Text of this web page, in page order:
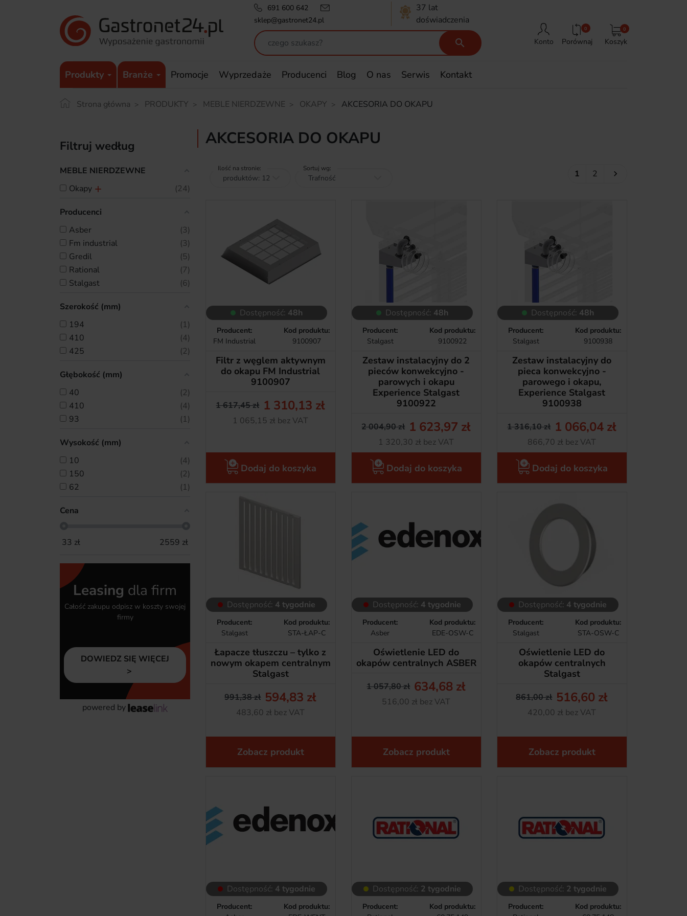
691 600 642
sklep@gastronet24.pl
37 lat
doświadczenia
 Konto
0
Porównaj Koszyk
0
Produkty Branże Promocje Wyprzedaże Producenci Blog O nas Serwis Kontakt
Strona główna PRODUKTY MEBLE NIERDZEWNE OKAPY AKCESORIA DO OKAPU
Filtruj według
MEBLE NIERDZEWNE
okapy
24
Producenci
asber
3
fm industrial
3
gredil
5
rational
7
stalgast
6
Szerokość (mm)
194
1
410
4
425
2
Głębokość (mm)
40
2
410
4
93
1
Wysokość (mm)
10
4
150
2
62
1
Cena
33 zł 2559 zł
Leasing dla firm
Całość zakupu odpisz w koszty swojej
firmy
DOWIEDZ SIĘ WIĘCEJ
powered by
AKCESORIA DO OKAPU
Ilość na stronie: Sortuj wg: 1 2 Następny

Dostępność: 48h
Producent:
FM Industrial
Kod produktu:
9100907
Filtr z węglem aktywnym
do okapu FM Industrial
9100907
Cena podstawowa
1 617,45 zł Cena
1 310,13 zł
Netto
1 065,15 zł bez VAT
Dodaj do koszyka
Dostępność: 48h
Producent:
Stalgast
Kod produktu:
9100922
Zestaw instalacyjny do 2
pieców konwekcyjno -
parowych i okapu
Experience Stalgast
9100922
Cena podstawowa
2 004,90 zł Cena
1 623,97 zł
Netto
1 320,30 zł bez VAT
Dodaj do koszyka
Dostępność: 48h
Producent:
Stalgast
Kod produktu:
9100938
Zestaw instalacyjny do
pieca konwekcyjno -
parowego i okapu,
Experience Stalgast
9100938
Cena podstawowa
1 316,10 zł Cena
1 066,04 zł
Netto
866,70 zł bez VAT
Dodaj do koszyka
Dostępność: 4 tygodnie
Producent:
Stalgast
Kod produktu:
STA-ŁAP-C
Łapacze tłuszczu – tylko z
nowym okapem centralnym
Stalgast
Cena podstawowa
991,38 zł Cena
594,83 zł
Netto
483,60 zł bez VAT
Zobacz produkt
Dostępność: 4 tygodnie
Producent:
Asber
Kod produktu:
EDE-OSW-C
Oświetlenie LED do
okapów centralnych ASBER
Cena podstawowa
1 057,80 zł Cena
634,68 zł
Netto
516,00 zł bez VAT
Zobacz produkt
Dostępność: 4 tygodnie
Producent:
Stalgast
Kod produktu:
STA-OSW-C
Oświetlenie LED do
okapów centralnych
Stalgast
Cena podstawowa
861,00 zł Cena
516,60 zł
Netto
420,00 zł bez VAT
Zobacz produkt
Dostępność: 4 tygodnie
Producent:
Kod produktu:
Dostępność: 2 tygodnie
Producent:
Kod produktu:
Dostępność: 2 tygodnie
Producent:
Kod produktu: